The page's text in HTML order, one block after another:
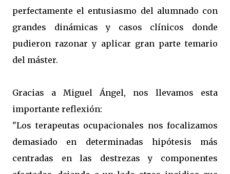
perfectamente el entusiasmo del alumnado con
grandes dinámicas y casos clínicos donde
pudieron razonar y aplicar gran parte temario
del máster.
Gracias a Miguel Ángel, nos llevamos esta
importante reflexión:
"Los terapeutas ocupacionales nos focalizamos
demasiado en determinadas hipótesis más
centradas en las destrezas y componentes